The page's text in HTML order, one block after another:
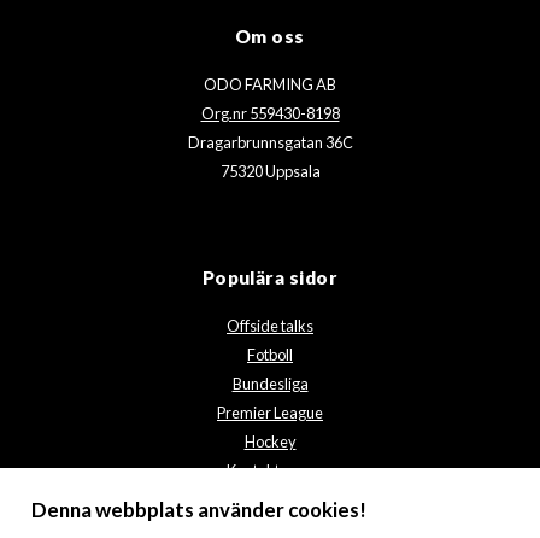
Om oss
ODO FARMING AB
Org.nr 559430-8198
Dragarbrunnsgatan 36C
75320 Uppsala
Populära sidor
Offside talks
Fotboll
Bundesliga
Premier League
Hockey
Kontakta oss
Integritetspolicy
Denna webbplats använder cookies!